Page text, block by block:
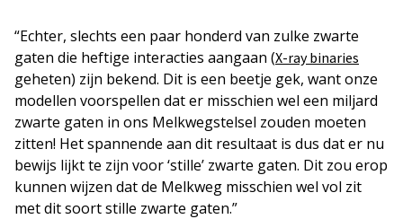
“Echter, slechts een paar honderd van zulke zwarte
gaten die heftige interacties aangaan (X-ray binaries
geheten) zijn bekend. Dit is een beetje gek, want onze
modellen voorspellen dat er misschien wel een miljard
zwarte gaten in ons Melkwegstelsel zouden moeten
zitten! Het spannende aan dit resultaat is dus dat er nu
bewijs lijkt te zijn voor ‘stille’ zwarte gaten. Dit zou erop
kunnen wijzen dat de Melkweg misschien wel vol zit
met dit soort stille zwarte gaten.”